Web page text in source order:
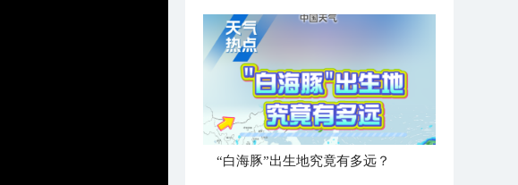
“白海豚”出生地究竟有多远？